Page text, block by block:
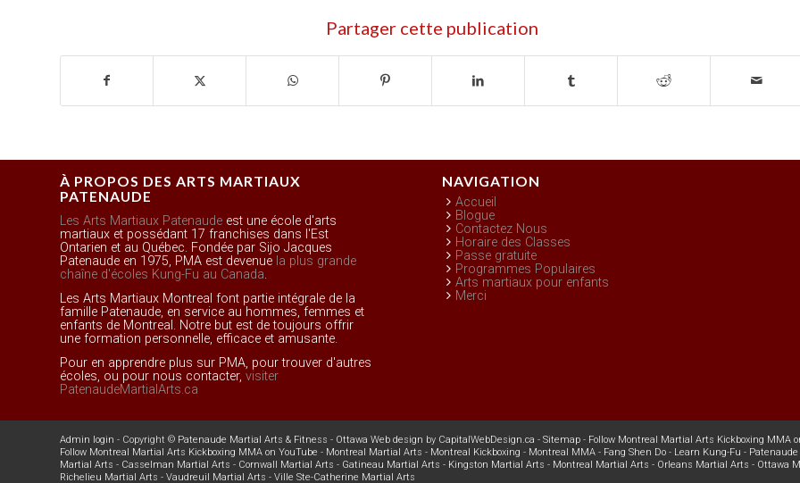
Partager cette publication
À PROPOS DES ARTS MARTIAUX
PATENAUDE
Les Arts Martiaux Patenaude est une école d'arts
martiaux et possédant 17 franchises dans l'Est
Ontarien et au Québec. Fondée par Sijo Jacques
Patenaude en 1975, PMA est devenue la plus grande
chaîne d'écoles Kung-Fu au Canada.
Les Arts Martiaux Montreal font partie intégrale de la
famille Patenaude, en service au hommes, femmes et
enfants de Montreal. Notre but est de toujours offrir
une formation personnelle, efficace et amusante.
Pour en apprendre plus sur PMA, pour trouver d'autres
écoles, ou pour nous contacter, visiter
PatenaudeMartialArts.ca
NAVIGATION
Accueil
Blogue
Contactez Nous
Horaire des Classes
Passe gratuite
Programmes Populaires
Arts martiaux pour enfants
Merci
Admin login - Copyright © Patenaude Martial Arts & Fitness - Ottawa Web design by CapitalWebDesign.ca - Sitemap - Follow Montreal Martial Arts Kickboxing MMA
Follow Montreal Martial Arts Kickboxing MMA on YouTube - Montreal Martial Arts - Montreal Kickboxing - Montreal MMA - Fang Shen Do - Learn Kung-Fu -
Martial Arts - Casselman Martial Arts - Cornwall Martial Arts - Gatineau Martial Arts - Kingston Martial Arts - Montreal Martial Arts - Orleans Martial Arts - Ottawa
Richelieu Martial Arts - Vaudreuil Martial Arts - Ville Ste-Catherine Martial Arts